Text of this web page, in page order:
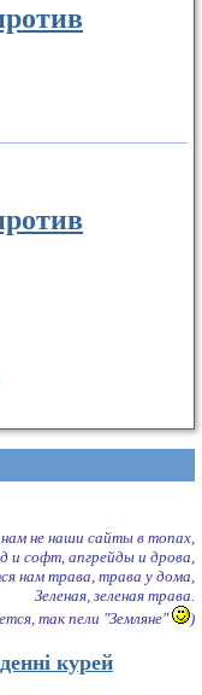
не наши сайты в топах,
и софт, апгрейды и дрова,
нам трава, трава у дома,
Зеленая, зеленая трава.
так пели "Земляне"
)
курей